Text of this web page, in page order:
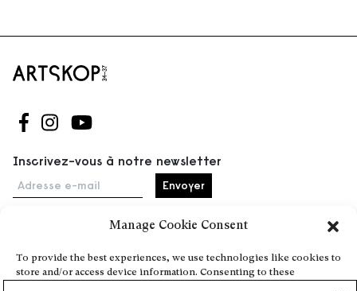
Manage Cookie Consent
To provide the best experiences, we use technologies like cookies to
store and/or access device information. Consenting to these
Suivez-nous sur Facebook
Suivez-nous sur Instagram
Suivez-nous sur Youtube
Inscrivez-vous à notre newsletter
Adresse e-mail
Accueil
Événements